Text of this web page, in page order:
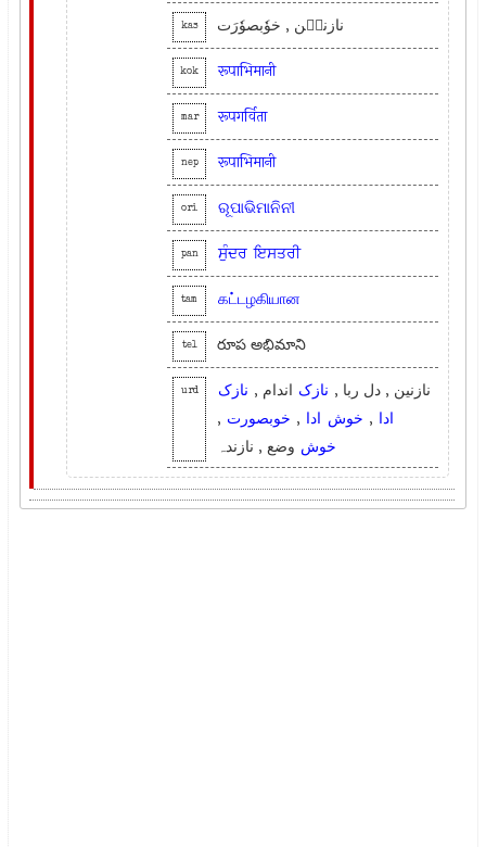
kas نازنیٖن , خوٗبصوٗرَت
kok रूपाभिमानी
mar रूपगर्विता
nep रूपाभिमानी
ori ରୂପାଭିମାନିନୀ
pan ਸੁੰਦਰ ਇਸਤਰੀ
tam கட்டழகியான
tel రూప అభిమాని
urd نازنین , دل ربا , نازک اندام , نازک
ادا , خوش ادا , خوبصورت ,
خوش وضع , نازندہ